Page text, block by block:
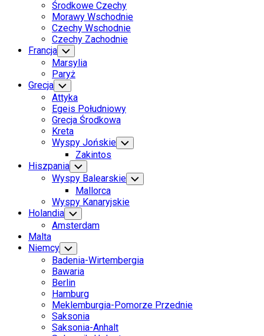
Środkowe Czechy
Morawy Wschodnie
Czechy Wschodnie
Czechy Zachodnie
Francja Toggle
Child
Menu
Marsylia
Paryż
Grecja Toggle
Child
Menu
Attyka
Egeis Południowy
Grecja Środkowa
Kreta
Wyspy Jońskie Toggle
Child
Zakintos
Hiszpania Toggle
Child
Menu
Wyspy Balearskie Toggle
Child
Mallorca
Wyspy Kanaryjskie
Holandia Toggle
Child
Menu
Amsterdam
Malta
Niemcy Toggle
Child
Menu
Badenia-Wirtembergia
Bawaria
Berlin
Hamburg
Meklemburgia-Pomorze Przednie
Saksonia
Saksonia-Anhalt